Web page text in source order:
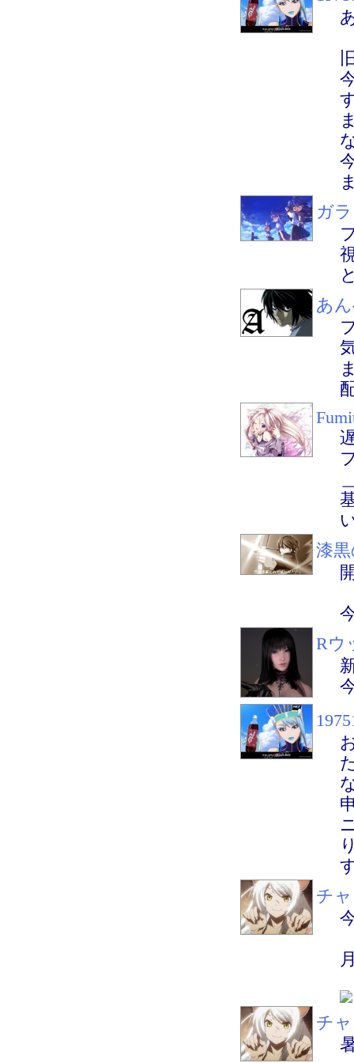
ガ
あ
漆
Rウ
チ
チ